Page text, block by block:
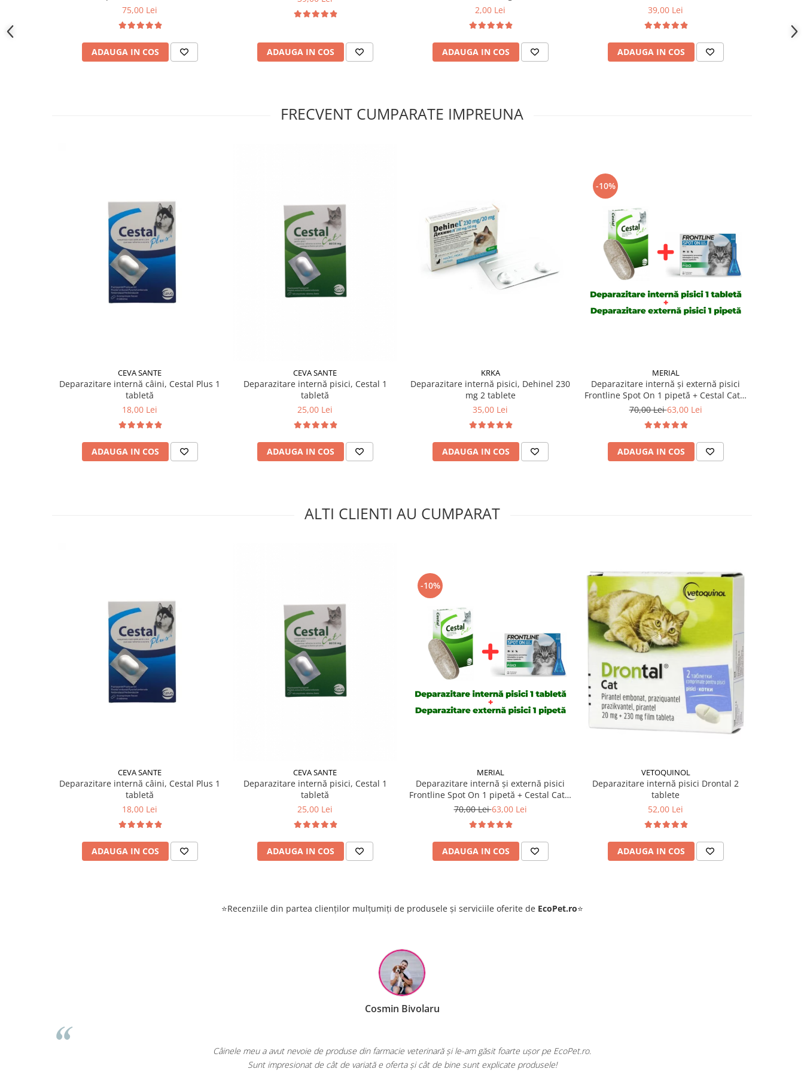
75,00 Lei
ADAUGA IN COS ADAUGA IN COS
2,00 Lei
ADAUGA IN COS
39,00 Lei
ADAUGA IN COS
FRECVENT CUMPARATE IMPREUNA
CEVA SANTE
Deparazitare internă câini, Cestal Plus 1
tabletă
18,00 Lei
ADAUGA IN COS
CEVA SANTE
Deparazitare internă pisici, Cestal 1
tabletă
25,00 Lei
ADAUGA IN COS
KRKA
Deparazitare internă pisici, Dehinel 230
mg 2 tablete
35,00 Lei
ADAUGA IN COS
-10%
MERIAL
Deparazitare internă și externă pisici
Frontline Spot On 1 pipetă + Cestal Cat 1
tabletă
70,00 Lei63,00 Lei
ADAUGA IN COS
ALTI CLIENTI AU CUMPARAT
CEVA SANTE
Deparazitare internă câini, Cestal Plus 1
tabletă
18,00 Lei
ADAUGA IN COS
CEVA SANTE
Deparazitare internă pisici, Cestal 1
tabletă
25,00 Lei
ADAUGA IN COS
-10%
MERIAL
Deparazitare internă și externă pisici
Frontline Spot On 1 pipetă + Cestal Cat 1
tabletă
70,00 Lei63,00 Lei
ADAUGA IN COS
VETOQUINOL
Deparazitare internă pisici Drontal 2
tablete
52,00 Lei
ADAUGA IN COS
⭐Recenziile din partea clienților mulțumiți de produsele și serviciile oferite de EcoPet.ro⭐
Raluca Popescu
EcoPet.ro este salvarea mea de fiecare dată când am nevoie de hrană sau produse pentru păsările exotice din volieră.
E greu să găsești un magazin online cu o gamă atât de largă și specializată.